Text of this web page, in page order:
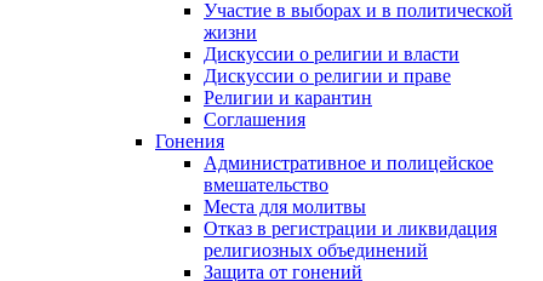
Участие в выборах и в политической
жизни
Дискуссии о религии и власти
Дискуссии о религии и праве
Религии и карантин
Соглашения
Гонения
Административное и полицейское
вмешательство
Места для молитвы
Отказ в регистрации и ликвидация
религиозных объединений
Защита от гонений